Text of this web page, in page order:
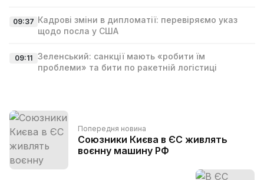
09:37 Кадрові зміни в дипломатії: перевіряємо указ
щодо посла у США
09:11 Зеленський: санкції мають «робити їм
проблеми» та бити по ракетній логістиці
Попередня новина
Союзники Києва в ЄС живлять
воєнну машину РФ